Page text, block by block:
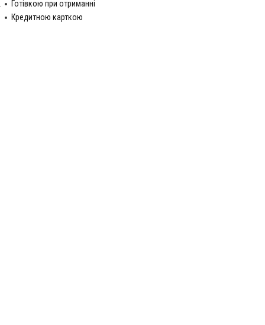
Готівкою при отриманні
Кредитною карткою